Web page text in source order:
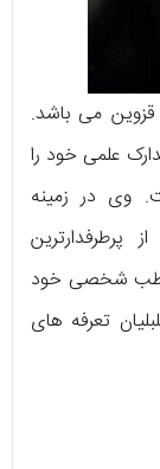
قزوین می باشد.
علمی خود را
وی در زمینه
پرطرفدارترین
مطب شخصی خود
تعرفه های